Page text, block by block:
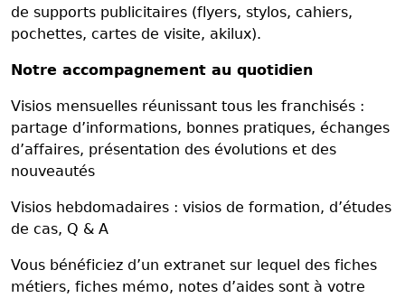
de supports publicitaires (flyers, stylos, cahiers,
pochettes, cartes de visite, akilux).
Notre accompagnement au quotidien
Visios mensuelles réunissant tous les franchisés :
partage d’informations, bonnes pratiques, échanges
d’affaires, présentation des évolutions et des
nouveautés
Visios hebdomadaires : visios de formation, d’études
de cas, Q & A
Vous bénéficiez d’un extranet sur lequel des fiches
métiers, fiches mémo, notes d’aides sont à votre